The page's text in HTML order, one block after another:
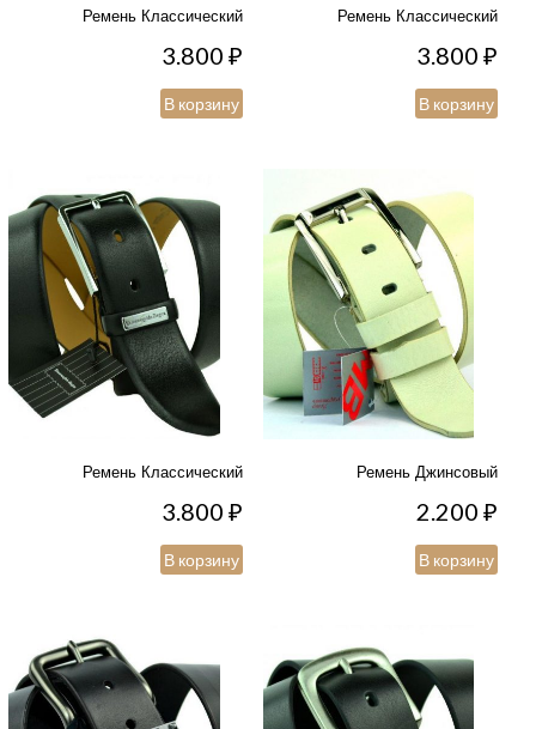
Ремень Классический
3.800₽
В корзину
Ремень Классический
3.800₽
В корзину
Ремень Классический
3.800₽
В корзину
Ремень Джинсовый
2.200₽
В корзину